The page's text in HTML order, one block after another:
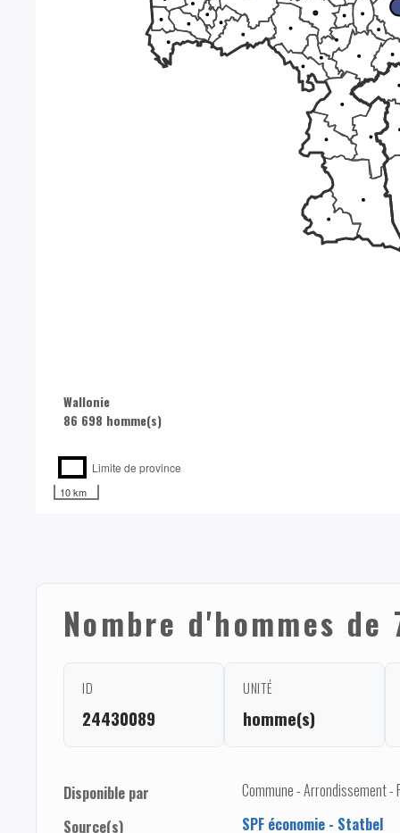
Wallonie
86 698 homme(s)
Limite de province
10 km
Nombre d'hommes de
ID
24430089
UNITÉ
homme(s)
Disponible par
Commune - Arrondissement -
Source(s)
SPF économie - Statbel